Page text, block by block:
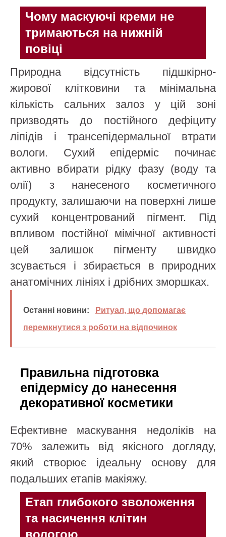
Чому маскуючі креми не
тримаються на нижній
повіці
Природна відсутність підшкірно-
жирової клітковини та мінімальна
кількість сальних залоз у цій зоні
призводять до постійного дефіциту
ліпідів і трансепідермальної втрати
вологи. Сухий епідерміс починає
активно вбирати рідку фазу (воду та
олії) з нанесеного косметичного
продукту, залишаючи на поверхні лише
сухий концентрований пігмент. Під
впливом постійної мімічної активності
цей залишок пігменту швидко
зсувається і збирається в природних
анатомічних лініях і дрібних зморшках.
Останні новини:
Ритуал, що допомагає
перемкнутися з роботи на відпочинок
Правильна підготовка
епідермісу до нанесення
декоративної косметики
Ефективне маскування недоліків на
70% залежить від якісного догляду,
який створює ідеальну основу для
подальших етапів макіяжу.
Етап глибокого зволоження
та насичення клітин
вологою